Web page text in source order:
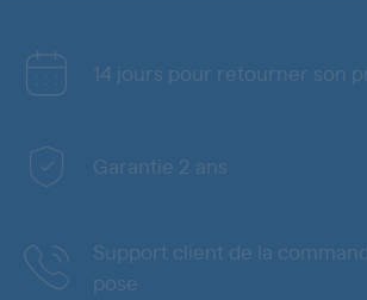
14 jours pour retourner son
Garantie 2 ans
Support client de la
pose